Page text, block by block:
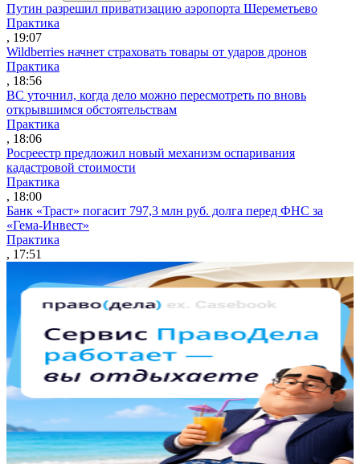
Путин разрешил приватизацию аэропорта Шереметьево
Практика
, 19:07
Wildberries начнет страховать товары от ударов дронов
Практика
, 18:56
ВС уточнил, когда дело можно пересмотреть по вновь
открывшимся обстоятельствам
Практика
, 18:06
Росреестр предложил новый механизм оспаривания
кадастровой стоимости
Практика
, 18:00
Банк «Траст» погасит 797,3 млн руб. долга перед ФНС за
«Гема-Инвест»
Практика
, 17:51